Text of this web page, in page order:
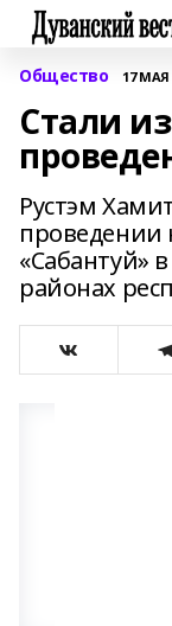
Общество 17 МАЯ
Стали
Рустэм
проведении
«Сабантуй»
районах